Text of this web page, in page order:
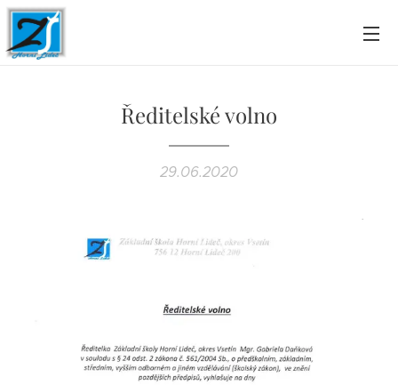
Ředitelské volno
29.06.2020